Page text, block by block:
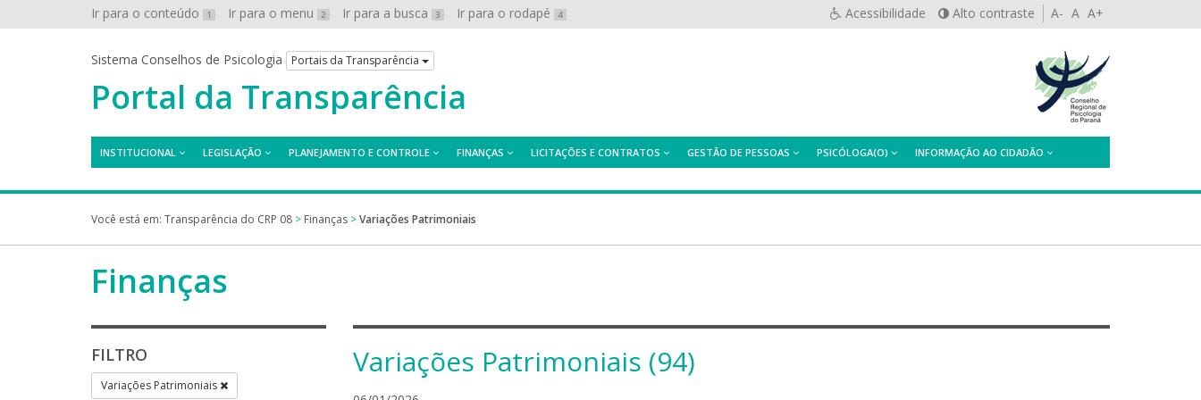
Ir para o conteúdo 1 Ir para o menu 2 Ir para a busca 3 Ir para o rodapé 4 Acessibilidade Alto contraste A- A A+
Sistema Conselhos de Psicologia Portais da Transparência
Portal da Transparência
INSTITUCIONAL LEGISLAÇÃO PLANEJAMENTO E CONTROLE FINANÇAS LICITAÇÕES E CONTRATOS GESTÃO DE PESSOAS PSICÓLOGA(O) INFORMAÇÃO AO CIDADÃO
Você está em: Transparência do CRP 08 > Finanças >Variações Patrimoniais
Finanças
FILTRO
Variações Patrimoniais
Variações Patrimoniais (94)